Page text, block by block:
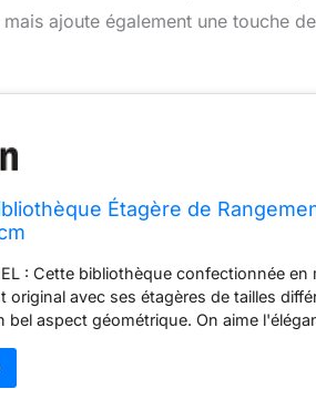
ajoute également une touche
Étagère de
: Cette bibliothèque confectionnée
original avec ses étagères de tailles
bel aspect géométrique. On aime
des éléments de décoration ou des
permet d'y ranger tout un tas